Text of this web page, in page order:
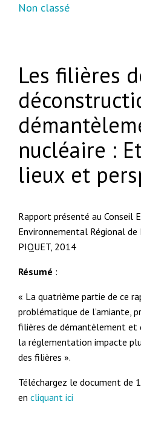
Non classé
Les filières
nucléaire :
lieux et
Rapport présenté au Conseil
Environnemental Régional de
PIQUET, 2014
Résumé :
« La quatrième partie de ce
problématique de l’amiante,
filières de démantèlement
la réglementation impacte
des filières ».
Téléchargez le document de
encliquant ici